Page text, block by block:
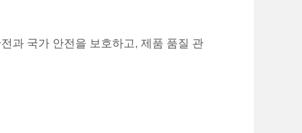
과 국가 안전을 보호하고, 제품 품질 관